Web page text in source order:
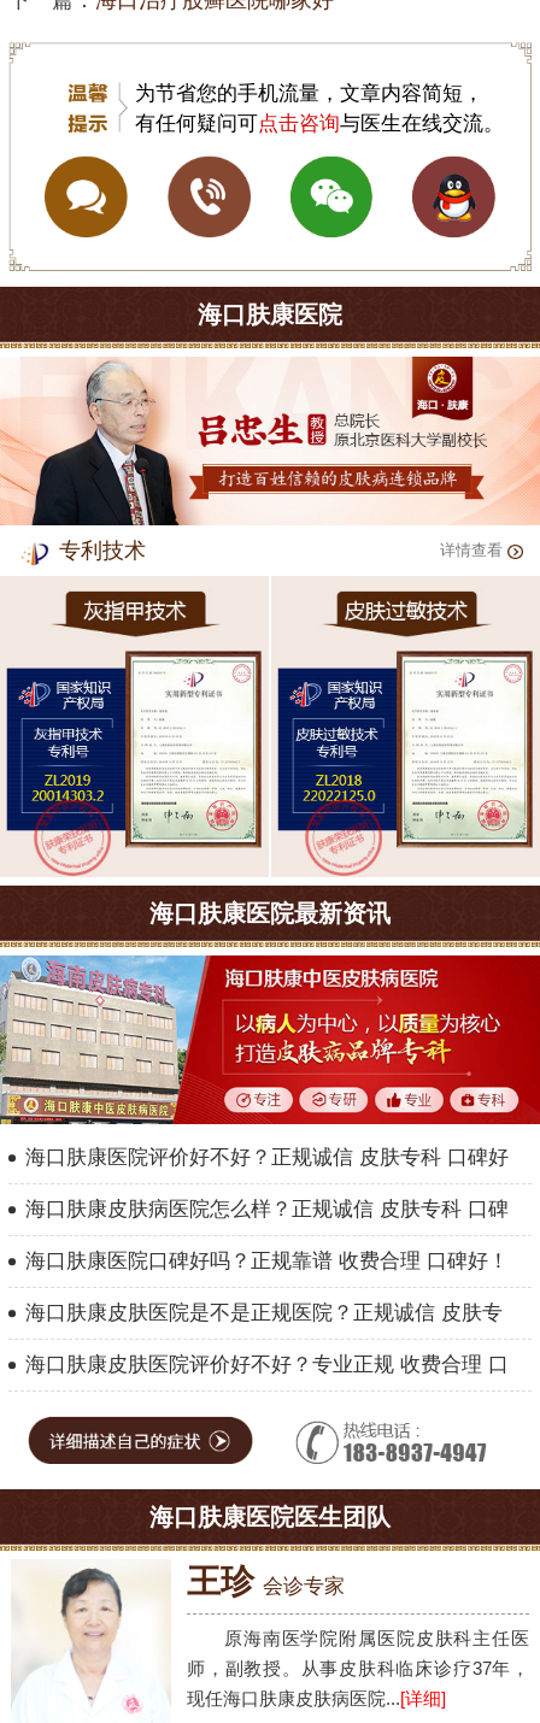
为节省您的手机流量，文章内容简短，
有任何疑问可点击咨询与医生在线交流。
海口肤康医院
专利技术 详情查看
海口肤康医院最新资讯
海口肤康医院评价好不好？正规诚信 皮肤专科 口碑好
海口肤康皮肤病医院怎么样？正规诚信 皮肤专科 口碑
海口肤康医院口碑好吗？正规靠谱 收费合理 口碑好！
海口肤康皮肤医院是不是正规医院？正规诚信 皮肤专
海口肤康皮肤医院评价好不好？专业正规 收费合理 口
海口肤康医院医生团队
王珍 会诊专家
原海南医学院附属医院皮肤科主任医
师，副教授。从事皮肤科临床诊疗37年，
现任海口肤康皮肤病医院...[详细]